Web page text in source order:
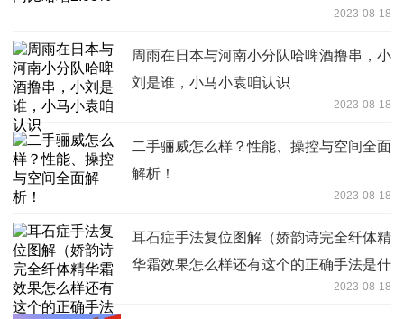
2023-08-18
周雨在日本与河南小分队哈啤酒撸串，小
刘是谁，小马小袁咱认识
2023-08-18
二手骊威怎么样？性能、操控与空间全面
解析！
2023-08-18
耳石症手法复位图解（娇韵诗完全纤体精
华霜效果怎么样还有这个的正确手法是什
2023-08-18